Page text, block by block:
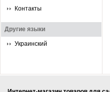
Контакты
Другие языки
Украинский